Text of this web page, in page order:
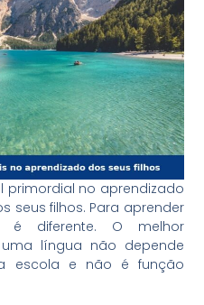
primordial no aprendizado
seus filhos. Para aprender
é diferente. O melhor
língua não depende
escola e não é função